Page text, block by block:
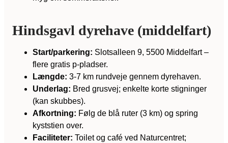
Hindsgavl dyrehave (middelfart)
Start/parkering: Slotsalleen 9, 5500 Middelfart –
flere gratis p-pladser.
Længde: 3-7 km rundveje gennem dyrehaven.
Underlag: Bred grusvej; enkelte korte stigninger
(kan skubbes).
Afkortning: Følg de blå ruter (3 km) og spring
kyststien over.
Faciliteter: Toilet og café ved Naturcentret;